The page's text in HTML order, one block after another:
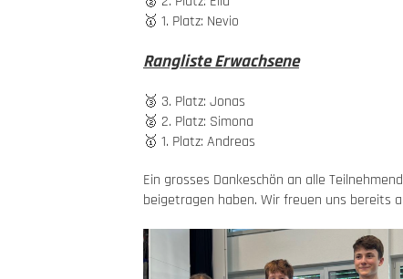
🥇 1. Platz: Nevio
Rangliste Erwachsene
🥉 3. Platz: Jonas
🥈 2. Platz: Simona
🥇 1. Platz: Andreas
Ein grosses Dankeschön an alle
beigetragen haben. Wir freuen uns bereits